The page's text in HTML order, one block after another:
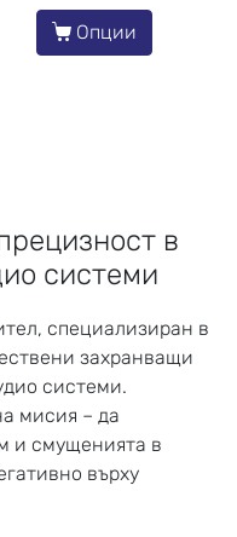
Опции
в
системи
специализиран в
захранващи
системи.
мисия – да
и смущенията в
върху